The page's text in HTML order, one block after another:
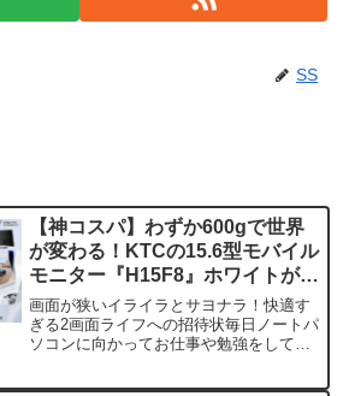
SS
【神コスパ】わずか600gで世界
が変わる！KTCの15.6型モバイル
モニター『H15F8』ホワイトが全
ノマドワーカー＆ゲーマーの救世
主に
画面が狭いイライラとサヨナラ！快適す
ぎる2画面ライフへの招待状毎日ノートパ
ソコンに向かってお仕事や勉強をしてい